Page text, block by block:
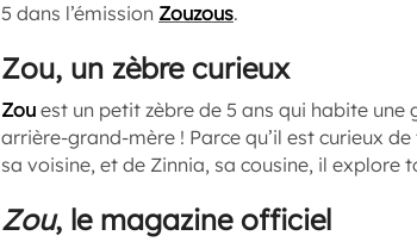
5 dans l’émission Zouzous.
Zou, un zèbre curieux
Zou est un petit zèbre de 5 ans qui habite
arrière-grand-mère ! Parce qu’il est curieux
sa voisine, et de Zinnia, sa cousine, il explore
Zou, le magazine officiel